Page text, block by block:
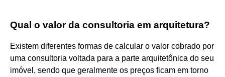
Qual o valor da consultoria em arquitetura?
Existem diferentes formas de calcular o valor cobrado por
uma consultoria voltada para a parte arquitetônica do seu
imóvel, sendo que geralmente os preços ficam em torno